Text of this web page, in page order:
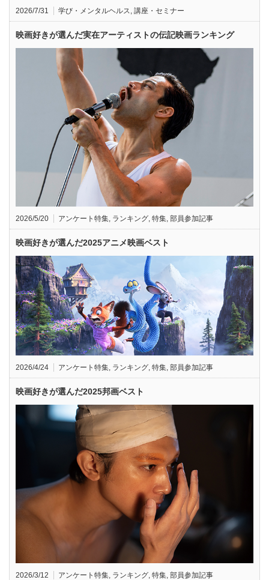
2026/7/31 学び・メンタルヘルス, 講座・セミナー
映画好きが選んだ実在アーティストの伝記映画ランキング
2026/5/20 アンケート特集, ランキング, 特集, 部員参加記事
映画好きが選んだ2025アニメ映画ベスト
2026/4/24 アンケート特集, ランキング, 特集, 部員参加記事
映画好きが選んだ2025邦画ベスト
2026/3/12 アンケート特集, ランキング, 特集, 部員参加記事